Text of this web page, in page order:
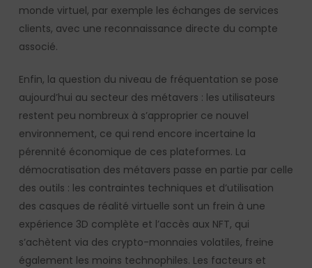
monde virtuel, par exemple les échanges de services
clients, avec une reconnaissance directe du compte
associé.
Enfin, la question du niveau de fréquentation se pose
aujourd’hui au secteur des métavers : les utilisateurs
restent peu nombreux à s’approprier ce nouvel
environnement, ce qui rend encore incertaine la
pérennité économique de ces plateformes. La
démocratisation des métavers passe en partie par celle
des outils : les contraintes techniques et d’utilisation
des casques de réalité virtuelle sont un frein à une
expérience 3D complète et l’accès aux NFT, qui
s’achètent via des crypto-monnaies volatiles, freine
également les moins technophiles. Les facteurs et